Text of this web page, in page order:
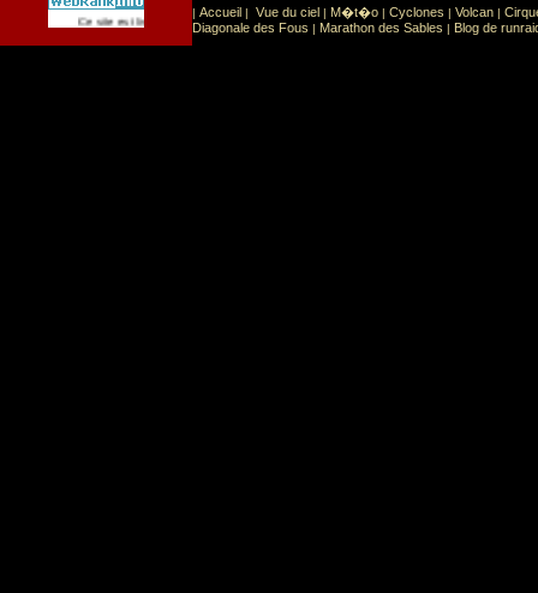
Ce site est list� dans la cat�gorie Sport: Sports extr�mes
| Accueil | Vue du ciel | M�t�o | Cyclones | Volcan |
Diagonale des Fous | Marathon des Sables | Blog de